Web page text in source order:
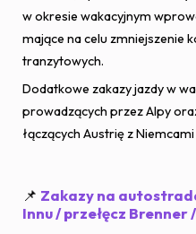
w okresie wakacyjnym
mające na celu zmniejszenie
tranzytowych.
Dodatkowe zakazy jazdy w
prowadzących przez Alpy
łączących Austrię z
📌 Zakazy na
Innu / przełęcz